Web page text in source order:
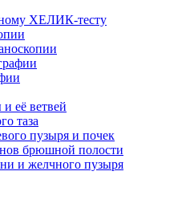
ХЕЛИК-тесту
её ветвей
таза
пузыря и почек
брюшной полости
и желчного пузыря